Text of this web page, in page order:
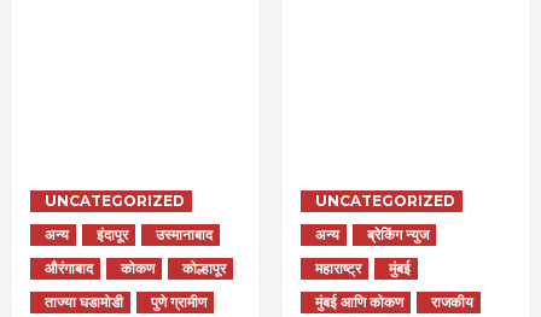
UNCATEGORIZED
अन्य
इंदापूर
उस्मानाबाद
औरंगाबाद
कोकण
कोल्हापूर
ताज्या घडामोडी
पुणे ग्रामीण
UNCATEGORIZED
अन्य
ब्रेकिंग न्युज
महाराष्ट्र
मुंबई
मुंबई आणि कोकण
राजकीय